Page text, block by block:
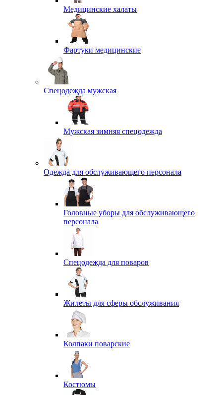
Медицинские халаты
Фартуки медицинские
Спецодежда мужская
Мужская зимняя спецодежда
Одежда для обслуживающего персонала
Головные уборы для обслуживающего
персонала
Спецодежда для поваров
Жилеты для сферы обслуживания
Колпаки поварские
Костюмы